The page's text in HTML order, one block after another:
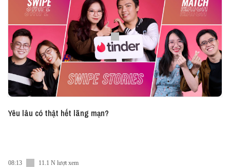
Yêu lâu có thật hết lãng mạn?
08:13 11.1 N lượt xem